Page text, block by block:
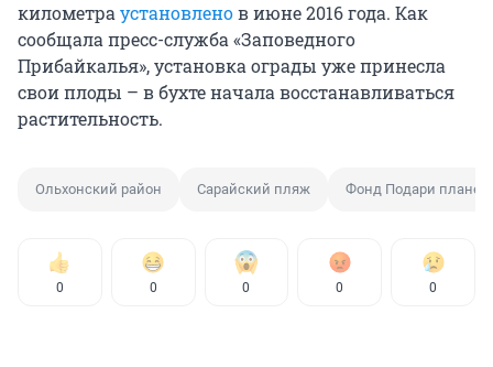
километра установленов июне 2016 года. Как
сообщала пресс-служба «Заповедного
Прибайкалья», установка ограды уже принесла
свои плоды – в бухте начала восстанавливаться
растительность.
Ольхонский район Сарайский пляж Фонд Подари
0 0 0 0 0